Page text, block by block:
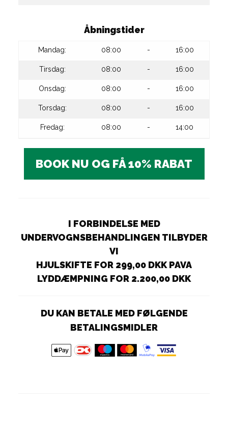
Åbningstider
Mandag: 08:00 - 16:00
Tirsdag: 08:00 - 16:00
Onsdag: 08:00 - 16:00
Torsdag: 08:00 - 16:00
Fredag: 08:00 - 14:00
BOOK NU OG FÅ 10% RABAT
I FORBINDELSE MED
UNDERVOGNSBEHANDLINGEN TILBYDER
VI
HJULSKIFTE FOR 299,00 DKK PAVA
LYDDÆMPNING FOR 2.200,00 DKK
DU KAN BETALE MED FØLGENDE
BETALINGSMIDLER